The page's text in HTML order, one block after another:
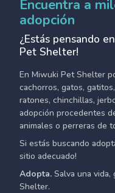
Encuentra a
adopción
¿Estás pensando
Pet Shelter!
En Miwuki Pet Shelter
cachorros, gatos,
ratones, chinchillas,
adopción procedentes
animales o perreras de
Si estás buscando
sitio adecuado!
Adopta. Salva una vida,
Shelter.